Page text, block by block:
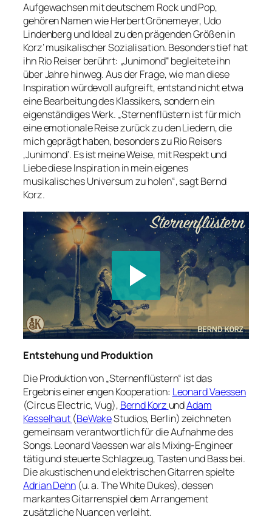
Aufgewachsen mit deutschem Rock und Pop,
gehören Namen wie Herbert Grönemeyer, Udo
Lindenberg und Ideal zu den prägenden Größen in
Korz’ musikalischer Sozialisation. Besonders tief hat
ihn Rio Reiser berührt: „Junimond“ begleitete ihn
über Jahre hinweg. Aus der Frage, wie man diese
Inspiration würdevoll aufgreift, entstand nicht etwa
eine Bearbeitung des Klassikers, sondern ein
eigenständiges Werk. „Sternenflüstern ist für mich
eine emotionale Reise zurück zu den Liedern, die
mich geprägt haben, besonders zu Rio Reisers
‚Junimond‘. Es ist meine Weise, mit Respekt und
Liebe diese Inspiration in mein eigenes
musikalisches Universum zu holen“, sagt Bernd
Korz.
Entstehung und Produktion
Die Produktion von „Sternenflüstern“ ist das
Ergebnis einer engen Kooperation: Leonard Vaessen
(Circus Electric, Vug), Bernd Korz undAdam
Kesselhaut (BeWakeStudios, Berlin) zeichneten
gemeinsam verantwortlich für die Aufnahme des
Songs. Leonard Vaessen war als Mixing‑Engineer
tätig und steuerte Schlagzeug, Tasten und Bass bei.
Die akustischen und elektrischen Gitarren spielte
Adrian Dehn(u. a. The White Dukes), dessen
markantes Gitarrenspiel dem Arrangement
zusätzliche Nuancen verleiht.